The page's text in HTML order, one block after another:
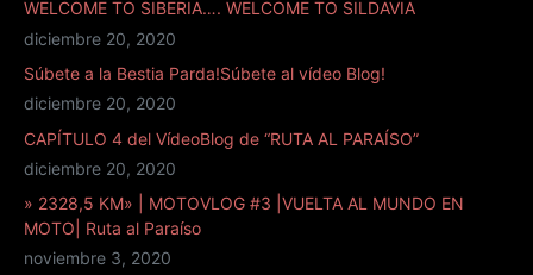
WELCOME TO SIBERIA…. WELCOME TO SILDAVIA
diciembre 20, 2020
Súbete a la Bestia Parda!Súbete al vídeo Blog!
diciembre 20, 2020
CAPÍTULO 4 del VídeoBlog de “RUTA AL PARAÍSO”
diciembre 20, 2020
» 2328,5 KM» | MOTOVLOG #3 |VUELTA AL MUNDO EN
MOTO| Ruta al Paraíso
noviembre 3, 2020